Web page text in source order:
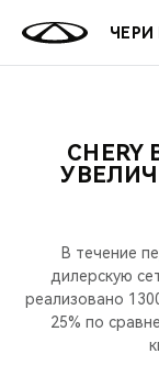
ЧЕРИ
КРОССОВЕРЫ
КРЕДИТ И
ЗАПЧАСТИ И
ПОДДЕРЖКА
О БРЕНДЕ
CHERY В СОЦСЕТЯХ
КРЕДИТ
МЫ В СОЦСЕТЯХ
В течение
дилерскую
реализовано
25% по